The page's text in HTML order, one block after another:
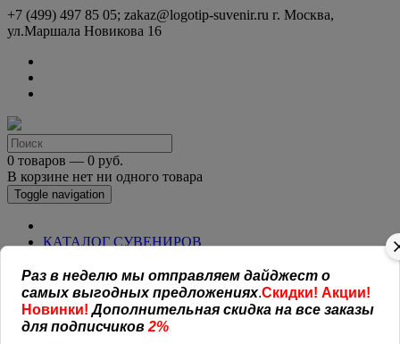
+7 (499) 497 85 05; zakaz@logotip-suvenir.ru г. Москва,
ул.Маршала Новикова 16
0 товаров — 0 руб.
В корзине нет ни одного товара
Toggle navigation
КАТАЛОГ СУВЕНИРОВ
Рекламная полиграфия
Оплата и доставка
Открытая информация
СОГЛАШЕНИЕ (ОФЕРТА )
Раз в неделю мы отправляем дайджест о
самых выгодных предложениях.Скидки! Акции!
Новинки!Дополнительная скидка на все заказы
для подписчиков 2%